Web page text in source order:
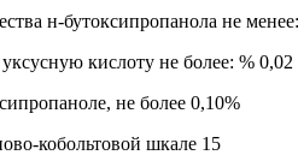
н-бутоксипропанола не
кислоту не более: % 0,02
не более 0,10%
кобольтовой шкале 15